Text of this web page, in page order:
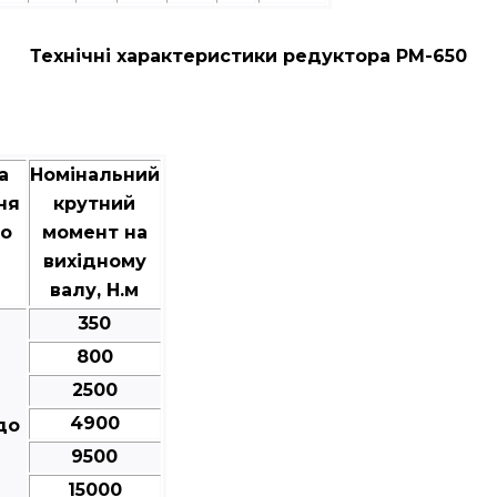
Технічні характеристики редуктора РМ-650
Номінальний
крутний
момент на
вихідному
валу, Н.м
350
800
2500
4900
9500
15000